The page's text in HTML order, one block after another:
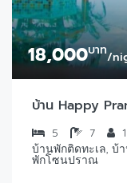
18,000บาท/
บ้าน Happy
5 7
บ้านพักติดทะเล, บ้
พักโซนปราณ